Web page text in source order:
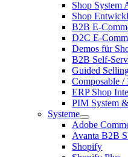
Shop System
Shop
B2B E-
D2C E-
Demos für
B2B Self-
Guided
Composable /
ERP Shop
PIM System
Systeme
Adobe
Avanta B2B
Shopify